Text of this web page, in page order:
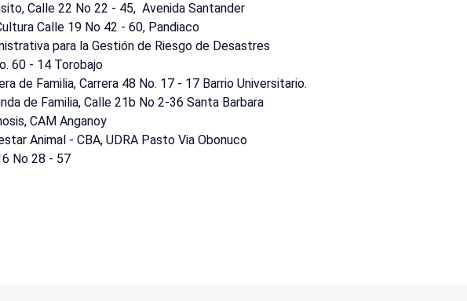
Calle 22 No 22 - 45, Avenida Santander
Calle 19 No 42 - 60, Pandiaco
para la Gestión de Riesgo de Desastres
60 - 14 Torobajo
de Familia, Carrera 48 No. 17 - 17 Barrio Universitario.
de Familia, Calle 21b No 2-36 Santa Barbara
CAM Anganoy
Animal - CBA, UDRA Pasto Via Obonuco
No 28 - 57